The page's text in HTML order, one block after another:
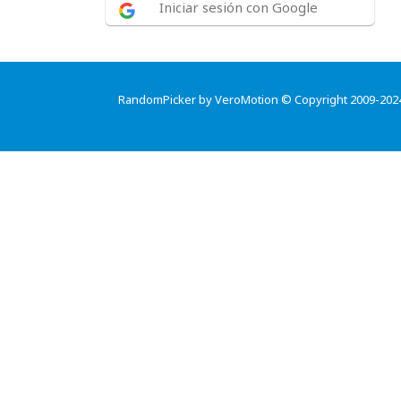
Iniciar sesión con Google
RandomPicker by VeroMotion © Copyright 2009-